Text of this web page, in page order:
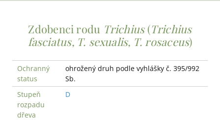
Zdobenci rodu Trichius(Trichius
fasciatus, T. sexualis, T. rosaceus)
Ochranný
status
ohrožený druh podle vyhlášky č. 395/992
Sb.
Stupeň
rozpadu
dřeva
D